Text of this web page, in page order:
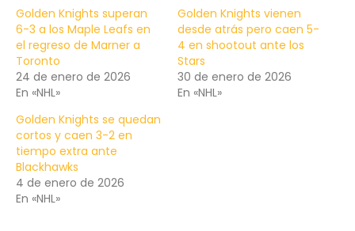
Golden Knights superan
6-3 a los Maple Leafs en
el regreso de Marner a
Toronto
24 de enero de 2026
En «NHL»
Golden Knights vienen
desde atrás pero caen 5-
4 en shootout ante los
Stars
30 de enero de 2026
En «NHL»
Golden Knights se quedan
cortos y caen 3-2 en
tiempo extra ante
Blackhawks
4 de enero de 2026
En «NHL»